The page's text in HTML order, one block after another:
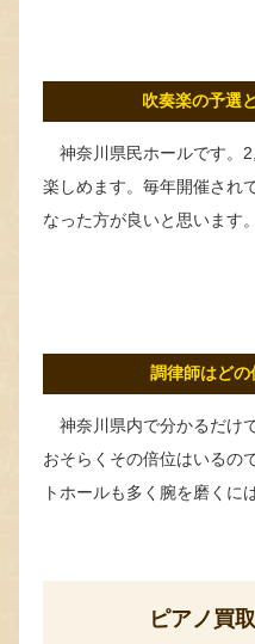
吹奏楽の予選
神奈川県民ホールです。
楽しめます。毎年開催され
なった方が良いと思います。
調律師はどの
神奈川県内で分かるだけ
おそらくその倍位はいるの
トホールも多く腕を磨くに
ピアノ買